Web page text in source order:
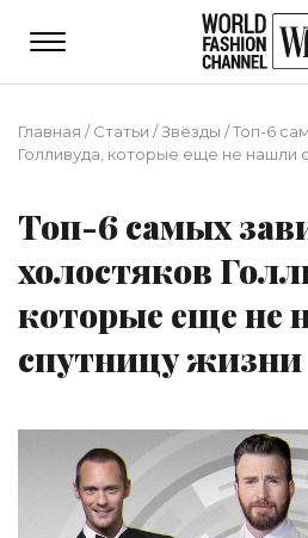
Главная /Статьи /Звёзды /Топ-6
Голливуда, которые еще не нашли
Топ-6 самых
холостяков
которые еще не
спутницу жизни